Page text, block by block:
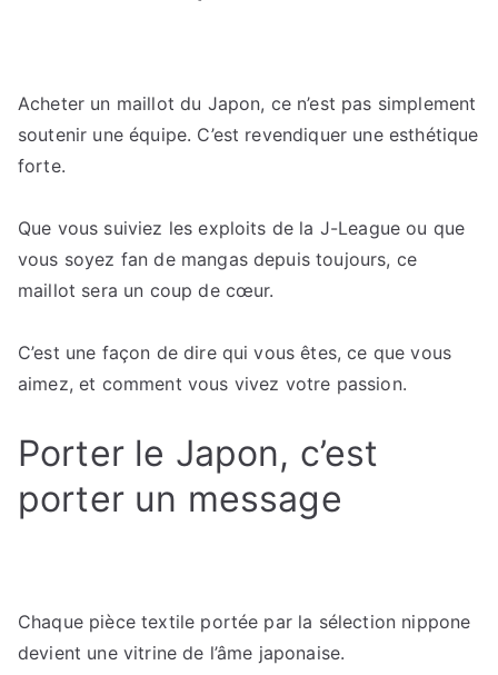
Acheter un maillot du Japon, ce n’est pas simplement
soutenir une équipe. C’est revendiquer une esthétique
forte.
Que vous suiviez les exploits de la J-League ou que
vous soyez fan de mangas depuis toujours, ce
maillot sera un coup de cœur.
C’est une façon de dire qui vous êtes, ce que vous
aimez, et comment vous vivez votre passion.
Porter le Japon, c’est
porter un message
Chaque pièce textile portée par la sélection nippone
devient une vitrine de l’âme japonaise.